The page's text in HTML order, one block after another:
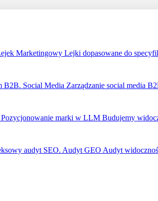
Marketingowy Lejki dopasowane do
B2B. Social Media Zarządzanie social media
Pozycjonowanie marki w LLM Budujemy
audyt SEO. Audyt GEO Audyt